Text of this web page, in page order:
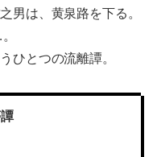
男は、黄泉路を下る。
ひとつの流離譚。